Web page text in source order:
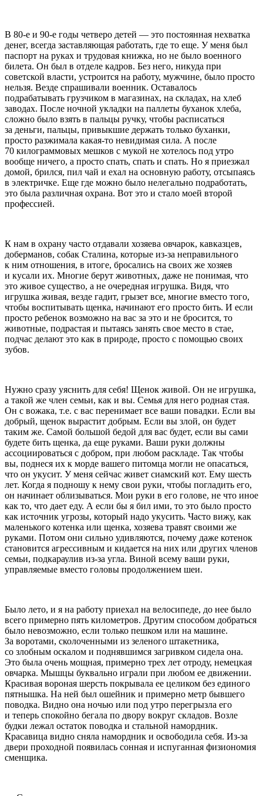
В 80-е и 90-е годы четверо детей — это постоянная нехватка
денег, всегда заставляющая работать, где то еще. У меня был
паспорт на руках и трудовая книжка, но не было военного
билета. Он был в отделе кадров. Без него, никуда при
советской власти, устроится на работу, мужчине, было просто
нельзя. Везде спрашивали военник. Оставалось
подрабатывать грузчиком в магазинах, на складах, на хлеб
заводах. После ночной укладки на паллеты буханок хлеба,
сложно было взять в пальцы ручку, чтобы расписаться
за деньги, пальцы, привыкшие держать только буханки,
просто разжимала какая-то невидимая сила. А после
70 килограммовых мешков с мукой не хотелось под утро
вообще ничего, а просто спать, спать и спать. Но я приезжал
домой, брился, пил чай и ехал на основную работу, отсыпаясь
в электричке. Еще где можно было нелегально подработать,
это была различная охрана. Вот это и стало моей второй
профессией.
К нам в охрану часто отдавали хозяева овчарок, кавказцев,
доберманов, собак Сталина, которые из-за неправильного
к ним отношения, в итоге, бросались на своих же хозяев
и кусали их. Многие берут животных, даже не понимая, что
это живое существо, а не очередная игрушка. Видя, что
игрушка живая, везде гадит, грызет все, многие вместо того,
чтобы воспитывать щенка, начинают его просто бить. И если
просто ребенок возможно на вас за это и не бросится, то
животные, подрастая и пытаясь занять свое место в стае,
подчас делают это как в природе, просто с помощью своих
зубов.
Нужно сразу уяснить для себя! Щенок живой. Он не игрушка,
а такой же член семьи, как и вы. Семья для него родная стая.
Он с вожака, т.е. с вас перенимает все ваши повадки. Если вы
добрый, щенок вырастит добрым. Если вы злой, он будет
таким же. Самой большой бедой для вас будет, если вы сами
будете бить щенка, да еще руками. Ваши руки должны
ассоциироваться с добром, при любом раскладе. Так чтобы
вы, поднеся их к морде вашего питомца могли не опасаться,
что он укусит. У меня сейчас живет сиамский кот. Ему шесть
лет. Когда я подношу к нему свои руки, чтобы погладить его,
он начинает облизываться. Мои руки в его голове, не что иное
как то, что дает еду. А если бы я бил ими, то это было просто
как источник угрозы, который надо укусить. Часто вижу, как
маленького котенка или щенка, хозяева травят своими же
руками. Потом они сильно удивляются, почему даже котенок
становится агрессивным и кидается на них или других членов
семьи, подкараулив из-за угла. Виной всему ваши руки,
управляемые вместо головы продолжением шеи.
Было лето, и я на работу приехал на велосипеде, до нее было
всего примерно пять километров. Другим способом добраться
было невозможно, если только пешком или на машине.
За воротами, сколоченными из зеленого штакетника,
со злобным оскалом и поднявшимся загривком сидела она.
Это была очень мощная, примерно трех лет отроду, немецкая
овчарка. Мышцы буквально играли при любом ее движении.
Красивая вороная шерсть покрывала ее целиком без единого
пятнышка. На ней был ошейник и примерно метр бывшего
поводка. Видно она ночью или под утро перегрызла его
и теперь спокойно бегала по двору вокруг складов. Возле
будки лежал остаток поводка и стальной намордник.
Красавица видно сняла намордник и освободила себя. Из-за
двери проходной появилась сонная и испуганная физиономия
сменщика.